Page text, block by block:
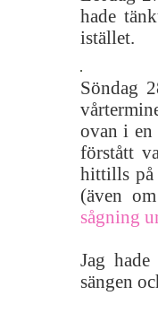
hade
istället.
Söndag
ovan i en
förstått
hittills på
(även
sågning
Jag
sängen